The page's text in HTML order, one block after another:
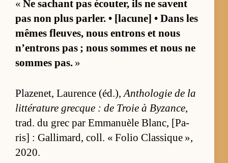
« Ne sa­chant pas écou­ter, ils ne savent
pas non plus par­ler. • [la­cu­ne] • Dans les
mêmes fleu­ves, nous en­trons et nous
n’en­trons pas ; nous sommes et nous ne
sommes pas. »
Pla­ze­net, Lau­rence (éd.),An­tho­lo­gie de la
lit­té­ra­ture grecque : de Troie à By­zance,
trad. du grec par Em­ma­nuèle Blanc, [Pa­
ris] : Gal­li­mard, coll. « Fo­lio Clas­sique »,
2020.